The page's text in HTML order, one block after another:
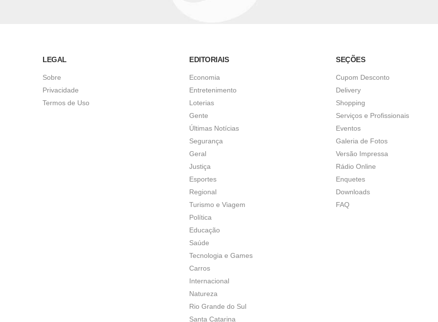
LEGAL
Sobre
Privacidade
Termos de Uso
EDITORIAIS
Economia
Entretenimento
Loterias
Gente
Últimas Notícias
Segurança
Geral
Justiça
Esportes
Regional
Turismo e Viagem
Política
Educação
Saúde
Tecnologia e Games
Carros
Internacional
Natureza
Rio Grande do Sul
Santa Catarina
SEÇÕES
Cupom Desconto
Delivery
Shopping
Serviços e Profissionais
Eventos
Galeria de Fotos
Versão Impressa
Rádio Online
Enquetes
Downloads
FAQ